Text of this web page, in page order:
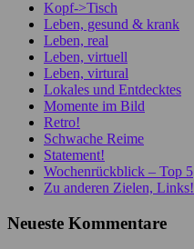
Kopf->Tisch
Leben, gesund & krank
Leben, real
Leben, virtuell
Leben, virtural
Lokales und Entdecktes
Momente im Bild
Retro!
Schwache Reime
Statement!
Wochenrückblick – Top 5
Zu anderen Zielen, Links!
Neueste Kommentare